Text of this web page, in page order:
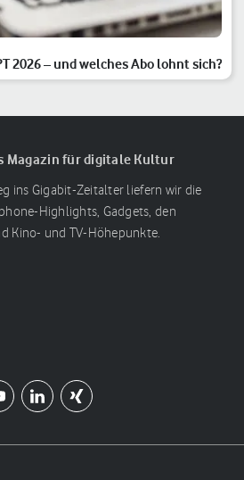
2026 – und welches Abo lohnt sich?
Magazin für digitale Kultur
ins Gigabit-Zeitalter liefern wir die
Highlights, Gadgets, den
Kino- und TV-Höhepunkte.